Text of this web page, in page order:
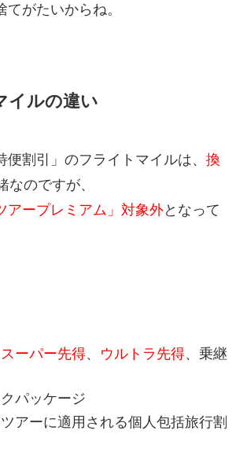
がたいからね。
イルの違い
便割引」のフライトマイルは、 換
なのですが、
アープレミアム」対象外となって
スーパー先得、 ウルトラ先得、乗継
パッケージ
アーに適用される個人包括旅行割